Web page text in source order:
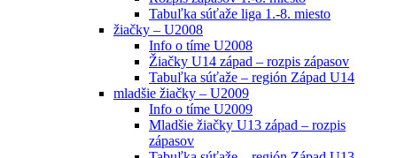
Tabuľka súťaže liga 1.-8. miesto
žiačky – U2008
Info o tíme U2008
Žiačky U14 západ – rozpis zápasov
Tabuľka súťaže – región Západ U14
mladšie žiačky – U2009
Info o tíme U2009
Mladšie žiačky U13 západ – rozpis
zápasov